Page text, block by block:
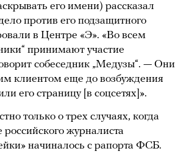
его имени) рассказал
против его подзащитного
в Центре «Э». «Во всем
принимают участие
собеседник „Медузы“. — Они
клиентом еще до возбуждения
его страницу [в соцсетях]».
только о трех случаях, когда
журналиста
начиналось с рапорта ФСБ.